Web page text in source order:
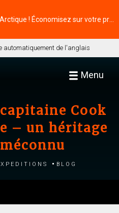
automatiquement de l'anglais
Menu
Cook
– un héritage
Blog